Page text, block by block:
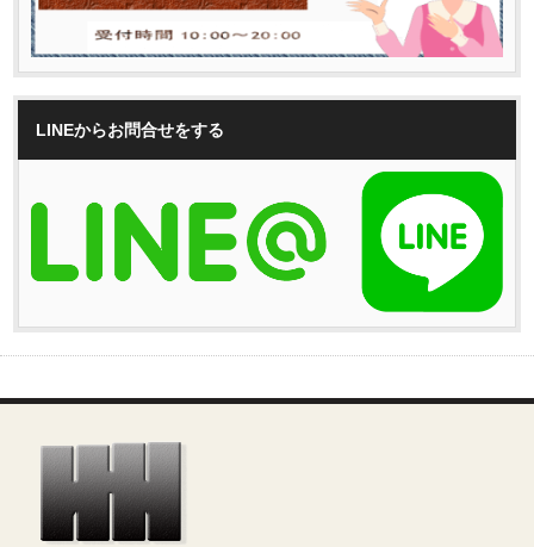
LINEからお問合せをする